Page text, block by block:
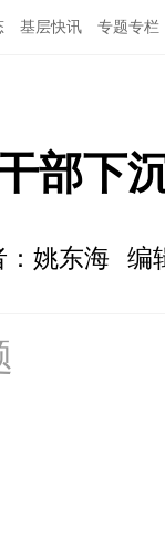
基层快讯 专题专栏
部下
：姚东海 编